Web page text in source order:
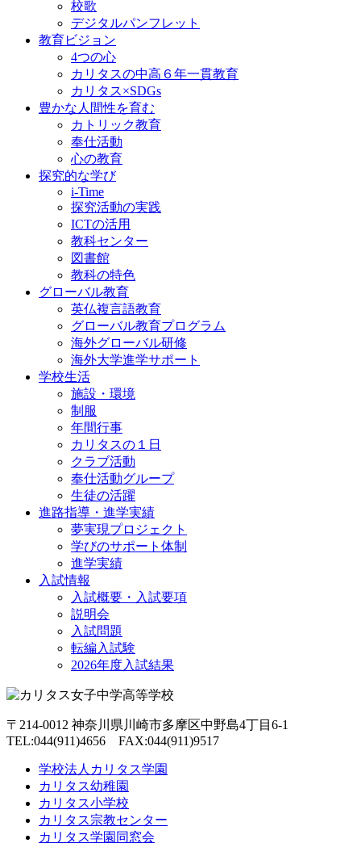
校歌
デジタルパンフレット
教育ビジョン
4つの心
カリタスの中高６年一貫教育
カリタス×SDGs
豊かな人間性を育む
カトリック教育
奉仕活動
心の教育
探究的な学び
i-Time
探究活動の実践
ICTの活用
教科センター
図書館
教科の特色
グローバル教育
英仏複言語教育
グローバル教育プログラム
海外グローバル研修
海外大学進学サポート
学校生活
施設・環境
制服
年間行事
カリタスの１日
クラブ活動
奉仕活動グループ
生徒の活躍
進路指導・進学実績
夢実現プロジェクト
学びのサポート体制
進学実績
入試情報
入試概要・入試要項
説明会
入試問題
転編入試験
2026年度入試結果
〒214-0012 神奈川県川崎市多摩区中野島4丁目6-1
TEL:044(911)4656 FAX:044(911)9517
学校法人カリタス学園
カリタス幼稚園
カリタス小学校
カリタス宗教センター
カリタス学園同窓会